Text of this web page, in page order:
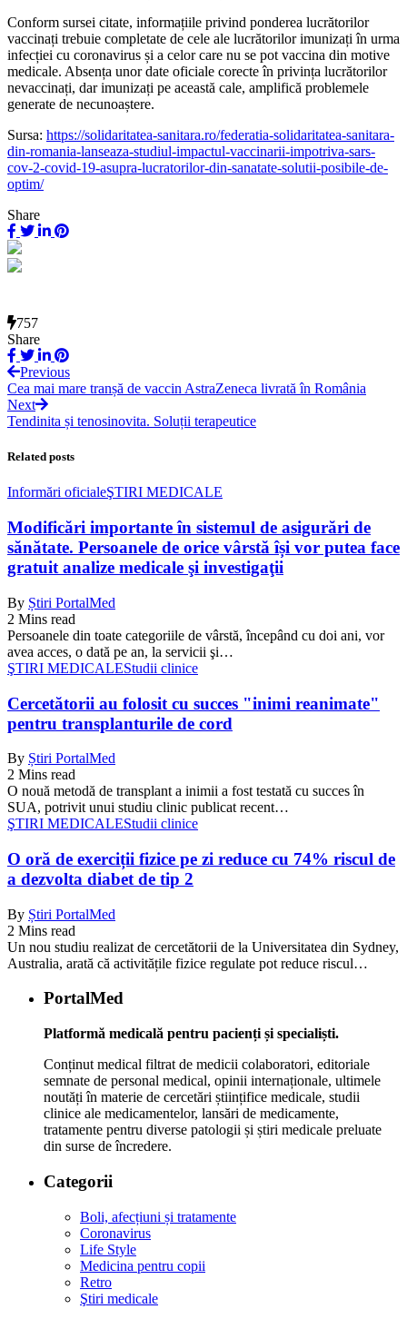
Conform sursei citate, informațiile privind ponderea lucrătorilor
vaccinați trebuie completate de cele ale lucrătorilor imunizați în urma
infecției cu coronavirus și a celor care nu se pot vaccina din motive
medicale. Absența unor date oficiale corecte în privința lucrătorilor
nevaccinați, dar imunizați pe această cale, amplifică problemele
generate de necunoaștere.
Sursa: https://solidaritatea-sanitara.ro/federatia-solidaritatea-sanitara-
din-romania-lanseaza-studiul-impactul-vaccinarii-impotriva-sars-
cov-2-covid-19-asupra-lucratorilor-din-sanatate-solutii-posibile-de-
optim/
Share
757
Share
Previous
Cea mai mare tranșă de vaccin AstraZeneca livrată în România
Next
Tendinita și tenosinovita. Soluții terapeutice
Related posts
Informări oficialeŞTIRI MEDICALE
Modificări importante în sistemul de asigurări de
sănătate. Persoanele de orice vârstă își vor putea face
gratuit analize medicale şi investigaţii
By Știri PortalMed
2 Mins read
Persoanele din toate categoriile de vârstă, începând cu doi ani, vor
avea acces, o dată pe an, la servicii şi…
ŞTIRI MEDICALEStudii clinice
Cercetătorii au folosit cu succes "inimi reanimate"
pentru transplanturile de cord
By Știri PortalMed
2 Mins read
O nouă metodă de transplant a inimii a fost testată cu succes în
SUA, potrivit unui studiu clinic publicat recent…
ŞTIRI MEDICALEStudii clinice
O oră de exerciții fizice pe zi reduce cu 74% riscul de
a dezvolta diabet de tip 2
By Știri PortalMed
2 Mins read
Un nou studiu realizat de cercetătorii de la Universitatea din Sydney,
Australia, arată că activitățile fizice regulate pot reduce riscul…
PortalMed
Platformă medicală pentru pacienți și specialiști.
Conținut medical filtrat de medicii colaboratori, editoriale
semnate de personal medical, opinii internaționale, ultimele
noutăți în materie de cercetări științifice medicale, studii
clinice ale medicamentelor, lansări de medicamente,
tratamente pentru diverse patologii și știri medicale preluate
din surse de încredere.
Categorii
Boli, afecțiuni și tratamente
Coronavirus
Life Style
Medicina pentru copii
Retro
Ştiri medicale